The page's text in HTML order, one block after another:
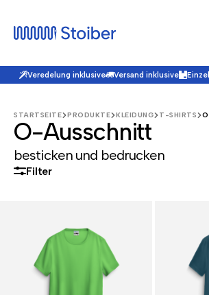
Veredelung inklusive Versand inklusive
STARTSEITE PRODUKTE KLEIDUNG T-SHIRTS
O-Ausschnitt
besticken und bedrucken
Filter